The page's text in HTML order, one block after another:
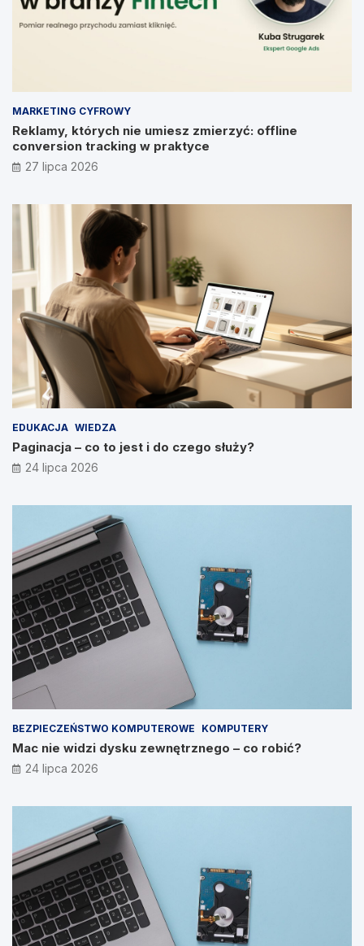
MARKETING CYFROWY
Reklamy, których nie umiesz zmierzyć: offline
conversion tracking w praktyce
27 lipca 2026
EDUKACJA WIEDZA
Paginacja – co to jest i do czego służy?
24 lipca 2026
BEZPIECZEŃSTWO KOMPUTEROWE KOMPUTERY
Mac nie widzi dysku zewnętrznego – co robić?
24 lipca 2026